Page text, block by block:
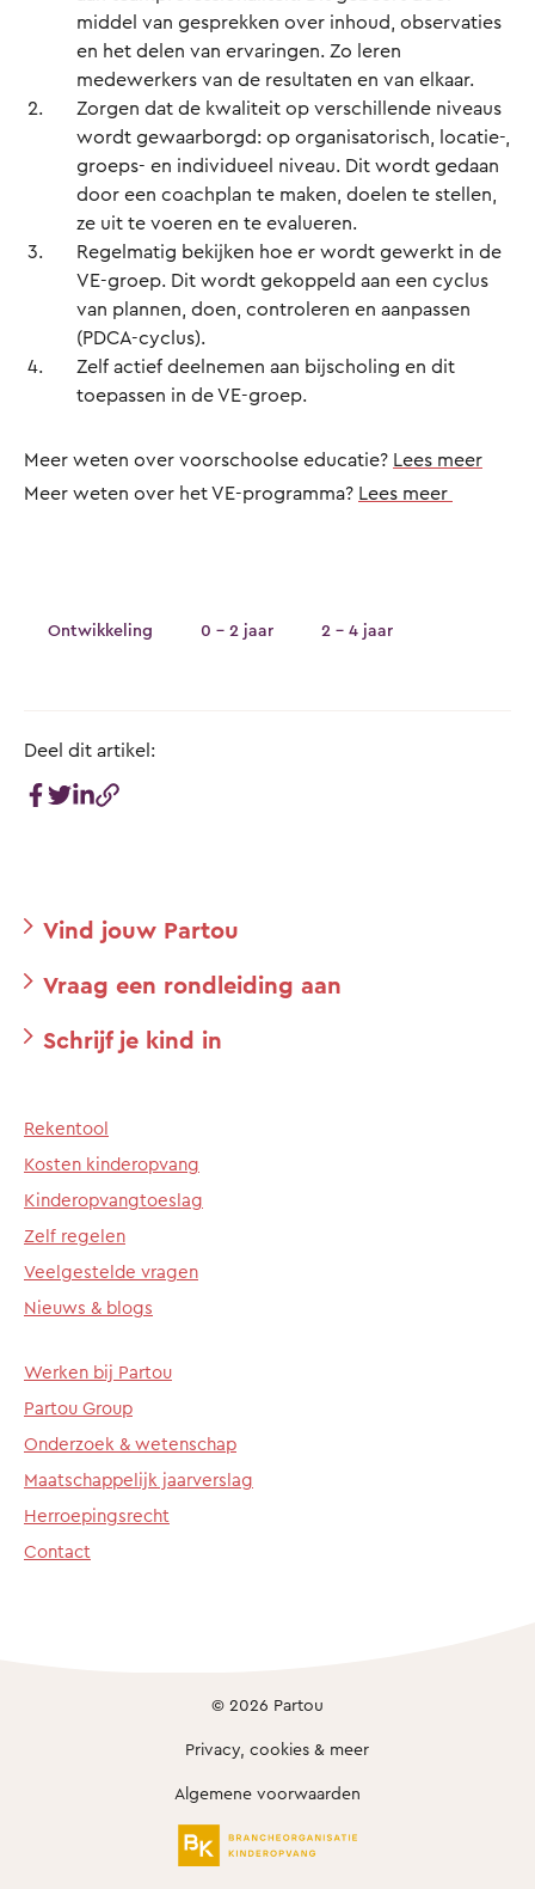
middel van gesprekken over inhoud, observaties
en het delen van ervaringen. Zo leren
medewerkers van de resultaten en van elkaar.
Zorgen dat de kwaliteit op verschillende niveaus
wordt gewaarborgd: op organisatorisch, locatie-,
groeps- en individueel niveau. Dit wordt gedaan
door een coachplan te maken, doelen te stellen,
ze uit te voeren en te evalueren.
Regelmatig bekijken hoe er wordt gewerkt in de
VE-groep. Dit wordt gekoppeld aan een cyclus
van plannen, doen, controleren en aanpassen
(PDCA-cyclus).
Zelf actief deelnemen aan bijscholing en dit
toepassen in de VE-groep.
Meer weten over voorschoolse educatie? Lees meer
Meer weten over het VE-programma? Lees meer
Ontwikkeling 0 - 2 jaar 2 - 4 jaar
Deel dit artikel:
Vind jouw Partou
Vraag een rondleiding aan
Schrijf je kind in
Rekentool
Kosten kinderopvang
Kinderopvangtoeslag
Zelf regelen
Veelgestelde vragen
Nieuws & blogs
Werken bij Partou
Partou Group
Onderzoek & wetenschap
Maatschappelijk jaarverslag
Herroepingsrecht
Contact
© 2026 Partou
Privacy, cookies & meer
Algemene voorwaarden